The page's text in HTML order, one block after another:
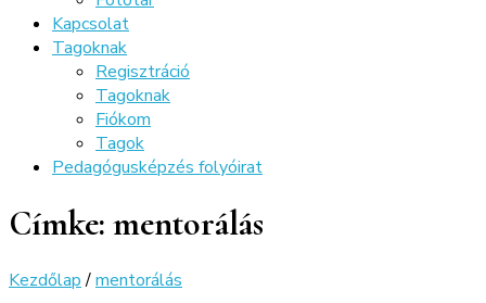
Kapcsolat
Tagoknak
Regisztráció
Tagoknak
Fiókom
Tagok
Pedagógusképzés folyóirat
Címke: mentorálás
Kezdőlap /mentorálás